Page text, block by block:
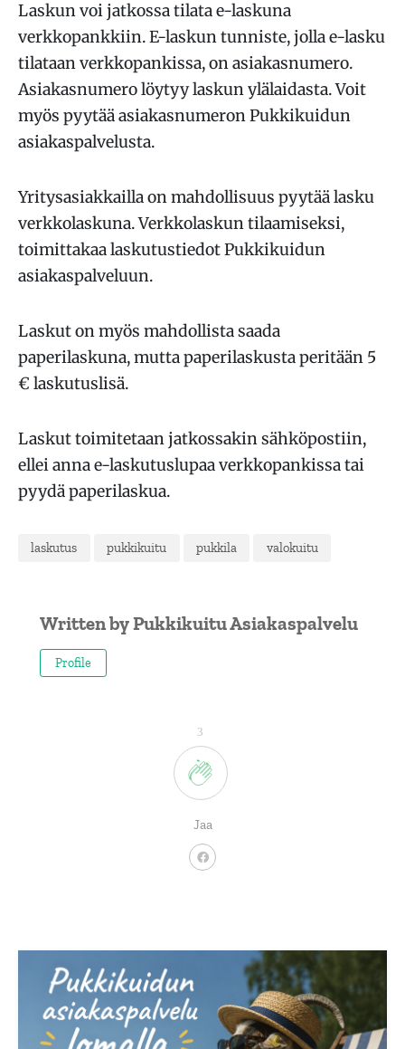
Laskun voi jatkossa tilata e-laskuna
verkkopankkiin. E-laskun tunniste, jolla e-lasku
tilataan verkkopankissa, on asiakasnumero.
Asiakasnumero löytyy laskun ylälaidasta. Voit
myös pyytää asiakasnumeron Pukkikuidun
asiakaspalvelusta.
Yritysasiakkailla on mahdollisuus pyytää lasku
verkkolaskuna. Verkkolaskun tilaamiseksi,
toimittakaa laskutustiedot Pukkikuidun
asiakaspalveluun.
Laskut on myös mahdollista saada
paperilaskuna, mutta paperilaskusta peritään 5
€ laskutuslisä.
Laskut toimitetaan jatkossakin sähköpostiin,
ellei anna e-laskutuslupaa verkkopankissa tai
pyydä paperilaskua.
laskutus pukkikuitu pukkila valokuitu
Written byPukkikuitu Asiakaspalvelu
Profile
3
Jaa